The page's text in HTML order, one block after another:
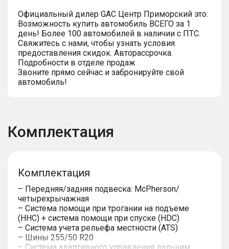
Официальный дилер GАС Центр Приморский это:
Возможность купить автомобиль ВСЕГО за 1
день! Более 100 автомобилей в наличии с ПТС.
Свяжитесь с нами, чтобы узнать условия
предоставления скидок. Авторассрочка.
Подробности в отделе продаж
Звоните прямо сейчас и забронируйте свой
автомобиль!
Комплектация
Комплектация
– Передняя/задняя подвеска: McPherson/
четырехрычажная
– Система помощи при трогании на подъеме
(HHC) + система помощи при спуске (HDC)
– Система учета рельефа местности (ATS)
– Шины 255/50 R20
– Система адаптивного управления дальним